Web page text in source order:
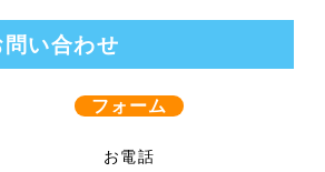
問い合わせ
フォーム
お電話